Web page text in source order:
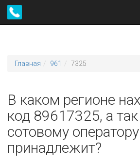
Главная 961 7325
В каком регионе
код 89617325, а
сотовому
принадлежит?